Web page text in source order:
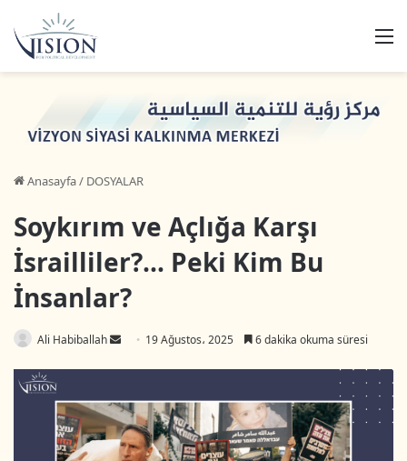
Anasayfa/ DOSYALAR
Soykırım ve Açlığa Karşı
İsrailliler?… Peki Kim Bu
İnsanlar?
Ali Habiballah
e
-
p
19 Ağustos، 2025 6 dakika okuma süresi